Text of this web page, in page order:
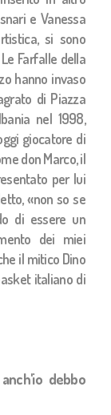
e Vanessa
si sono
Farfalle della
hanno invaso
di Piazza
nel 1998,
giocatore di
don Marco, il
per lui
«non so se
di essere un
dei miei
il mitico Dino
italiano di
debbo